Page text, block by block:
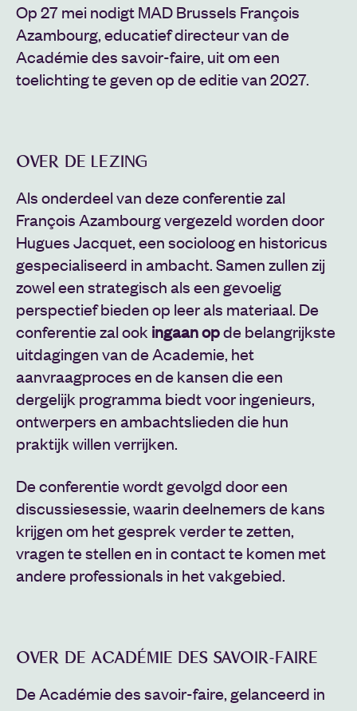
Op 27 mei nodigt MAD Brussels François
Azambourg, educatief directeur van de
Académie des savoir-faire, uit om een
toelichting te geven op de editie van 2027.
OVER DE LEZING
Als onderdeel van deze conferentie zal
François Azambourg vergezeld worden door
Hugues Jacquet, een socioloog en historicus
gespecialiseerd in ambacht. Samen zullen zij
zowel een strategisch als een gevoelig
perspectief bieden op leer als materiaal. De
conferentie zal ook ingaan opde belangrijkste
uitdagingen van de Academie, het
aanvraagproces en de kansen die een
dergelijk programma biedt voor ingenieurs,
ontwerpers en ambachtslieden die hun
praktijk willen verrijken.
De conferentie wordt gevolgd door een
discussiesessie, waarin deelnemers de kans
krijgen om het gesprek verder te zetten,
vragen te stellen en in contact te komen met
andere professionals in het vakgebied.
OVER DE ACADÉMIE DES SAVOIR-FAIRE
De Académie des savoir-faire, gelanceerd in